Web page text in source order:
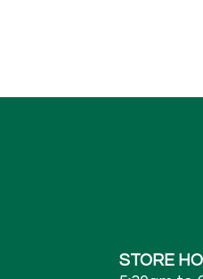
STORE